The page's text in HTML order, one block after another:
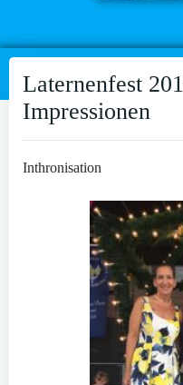
Laternenfest
Impressionen
Inthronisation